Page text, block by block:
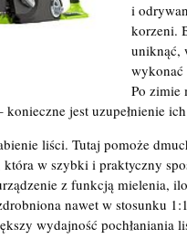
i
korzeni.
uniknąć,
wykonać
Po zimie
konieczne jest uzupełnienie
liści. Tutaj pomoże
w szybki i praktyczny
z funkcją mielenia,
nawet w stosunku
wydajność pochłaniania